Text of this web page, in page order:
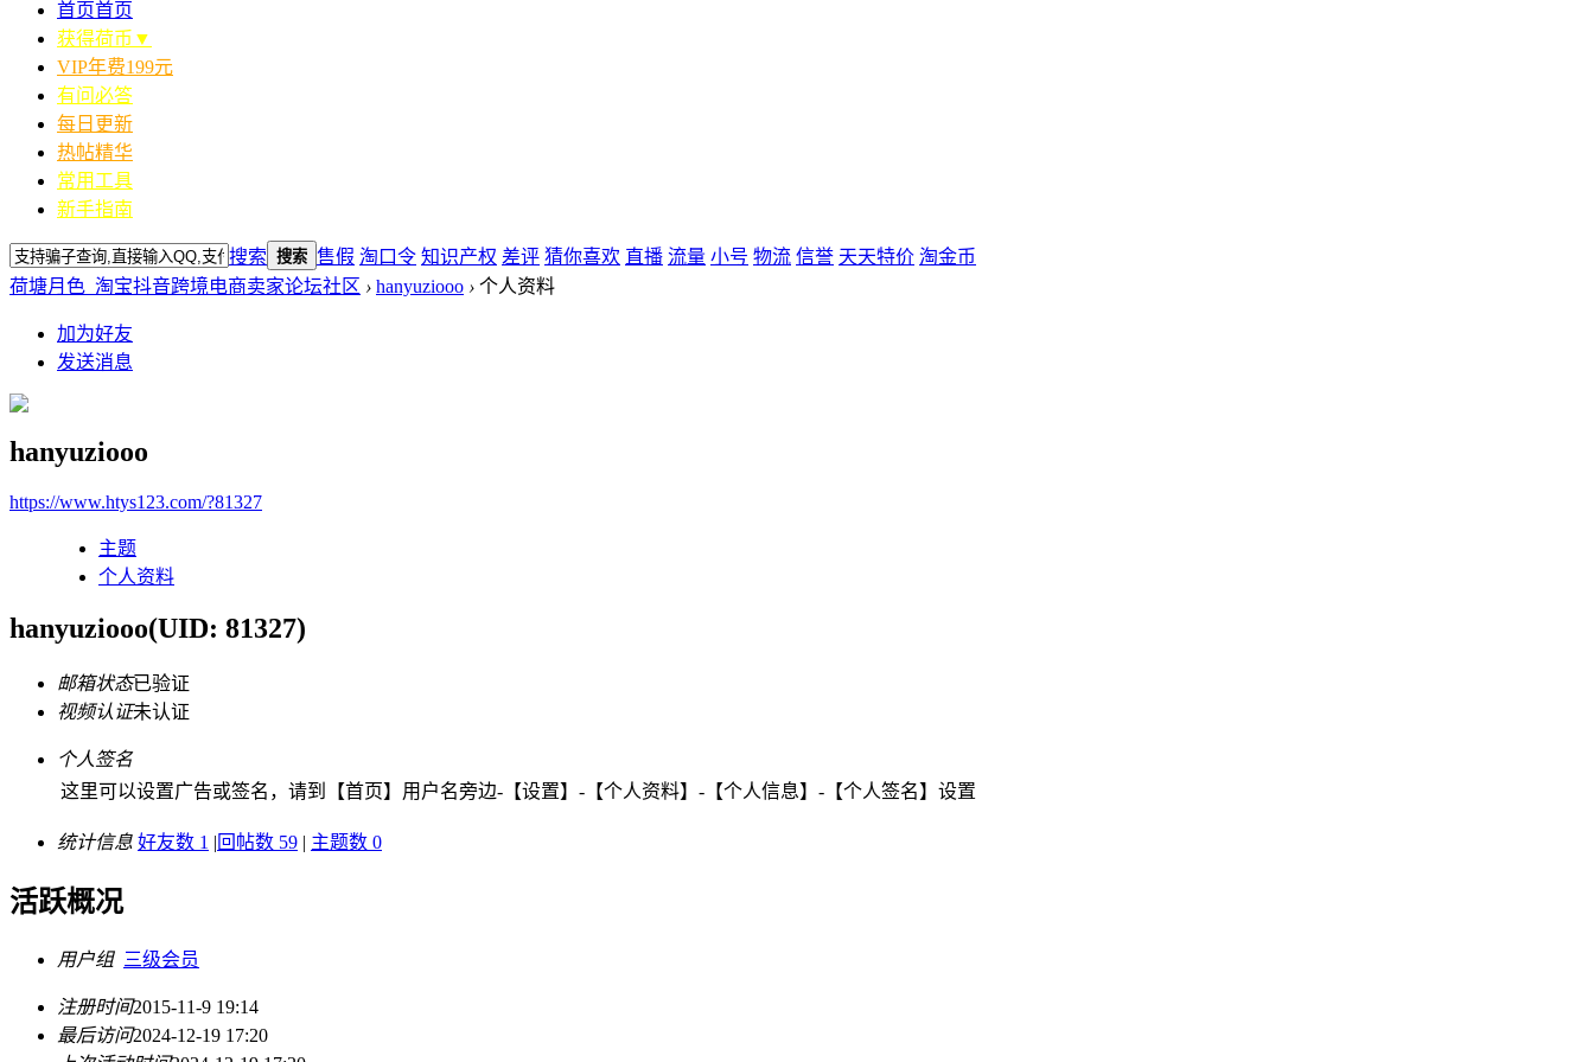
首页首页
获得荷币▼
VIP年费199元
有问必答
每日更新
热帖精华
常用工具
新手指南
搜索 搜索 售假 淘口令 知识产权 差评 猜你喜欢 直播 流量 小号 物流 信誉 天天特价 淘金币
荷塘月色_淘宝抖音跨境电商卖家论坛社区 › hanyuziooo › 个人资料
加为好友
发送消息
hanyuziooo
https://www.htys123.com/?81327
主题
个人资料
hanyuziooo(UID: 81327)
邮箱状态已验证
视频认证未认证
个人签名
这里可以设置广告或签名，请到【首页】用户名旁边-【设置】-【个人资料】-【个人信息】-【个人签名】设置
统计信息 好友数 1 |回帖数 59 | 主题数 0
活跃概况
用户组 三级会员
注册时间2015-11-9 19:14
最后访问2024-12-19 17:20